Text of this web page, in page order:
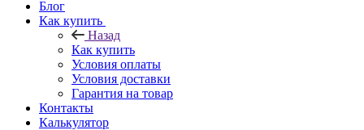
Блог
Как купить
Назад
Как купить
Условия оплаты
Условия доставки
Гарантия на товар
Контакты
Калькулятор